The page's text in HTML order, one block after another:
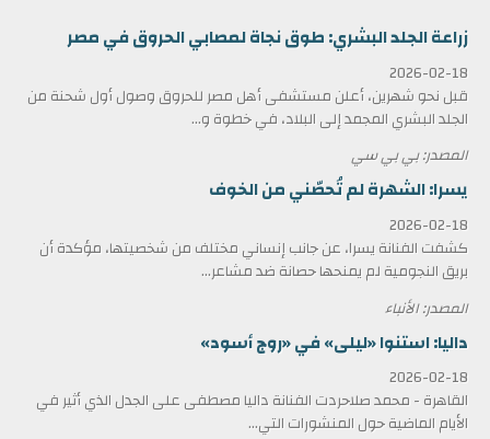
زراعة الجلد البشري: طوق نجاة لمصابي الحروق في مصر
2026-02-18
قبل نحو شهرين، أعلن مستشفى أهل مصر للحروق وصول أول شحنة من
الجلد البشري المجمد إلى البلاد، في خطوة و...
المصدر: بي بي سي
يسرا: الشهرة لم تُحصّني من الخوف
2026-02-18
كشفت الفنانة يسرا، عن جانب إنساني مختلف من شخصيتها، مؤكدة أن
بريق النجومية لم يمنحها حصانة ضد مشاعر...
المصدر: الأنباء
داليا: استنوا «ليلى» في «روج أسود»
2026-02-18
القاهرة - محمد صلاحردت الفنانة داليا مصطفى على الجدل الذي أثير في
الأيام الماضية حول المنشورات التي...